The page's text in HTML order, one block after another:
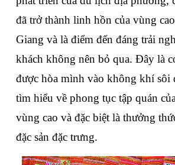
đã trở thành linh hồn của vùng
Giang và là điểm đến đáng trải
khách không nên bỏ qua. Đây là
được hòa mình vào không khí sôi
tìm hiểu về phong tục tập quán
vùng cao và đặc biệt là thưởng
đặc sản đặc trưng.